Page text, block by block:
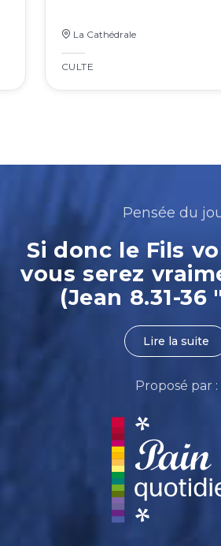
La Cathédrale
CULTE
Pensée du
Si donc le Fils
vous serez
(Jean 8.31-36
Lire la suite
Proposé par :